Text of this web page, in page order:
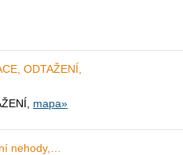
ODTAŽENÍ,
mapa»
nehody,…